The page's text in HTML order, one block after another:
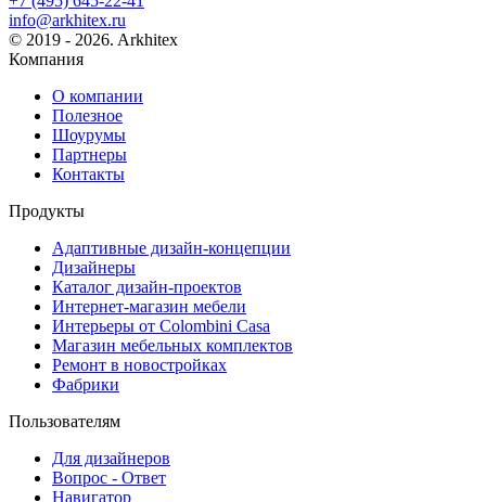
info@arkhitex.ru
© 2019 - 2026. Arkhitex
Компания
О компании
Полезное
Шоурумы
Партнеры
Контакты
Продукты
Адаптивные дизайн-концепции
Дизайнеры
Каталог дизайн-проектов
Интернет-магазин мебели
Интерьеры от Colombini Casa
Магазин мебельных комплектов
Ремонт в новостройках
Фабрики
Пользователям
Для дизайнеров
Вопрос - Ответ
Навигатор